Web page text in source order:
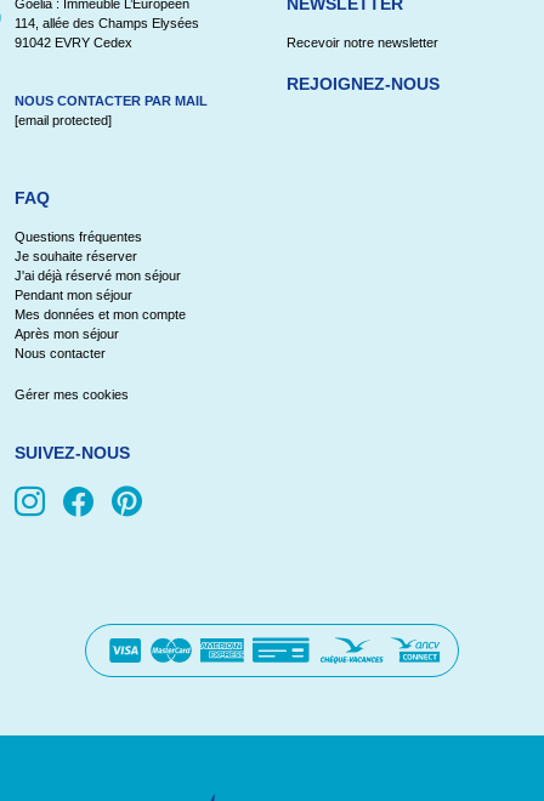
Goélia : Immeuble L’Européen
114, allée des Champs Elysées
91042 EVRY Cedex
NOUS CONTACTER PAR MAIL
[email protected]
NEWSLETTER
Recevoir notre newsletter
REJOIGNEZ-NOUS
FAQ
Questions fréquentes
Je souhaite réserver
J'ai déjà réservé mon séjour
Pendant mon séjour
Mes données et mon compte
Après mon séjour
Nous contacter
Gérer mes cookies
SUIVEZ-NOUS